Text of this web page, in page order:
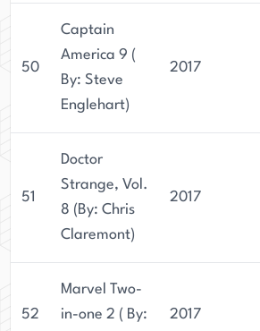
50
Captain
America 9 (
By: Steve
Englehart)
2017
51
Doctor
Strange, Vol.
8 (By: Chris
Claremont)
2017
52
Marvel Two-
in-one 2 ( By:
2017